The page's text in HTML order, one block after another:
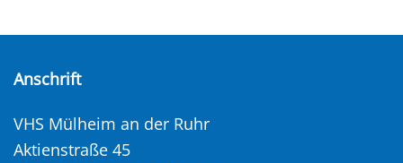
Anschrift
VHS Mülheim an der Ruhr
Aktienstraße 45